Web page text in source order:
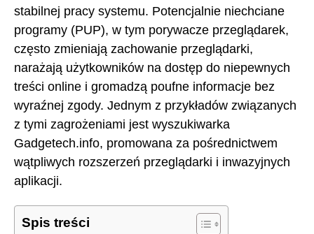
stabilnej pracy systemu. Potencjalnie niechciane
programy (PUP), w tym porywacze przeglądarek,
często zmieniają zachowanie przeglądarki,
narażają użytkowników na dostęp do niepewnych
treści online i gromadzą poufne informacje bez
wyraźnej zgody. Jednym z przykładów związanych
z tymi zagrożeniami jest wyszukiwarka
Gadgetech.info, promowana za pośrednictwem
wątpliwych rozszerzeń przeglądarki i inwazyjnych
aplikacji.
Spis treści